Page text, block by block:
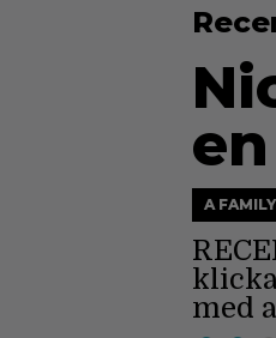
A
med